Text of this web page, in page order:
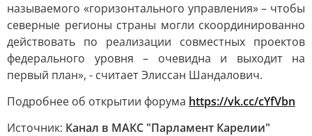
называемого «горизонтального управления» – чтобы
северные регионы страны могли скоординированно
действовать по реализации совместных проектов
федерального уровня – очевидна и выходит на
первый план», - считает Элиссан Шандалович.
Подробнее об открытии форума https://vk.cc/cYfVbn
Источник: Канал в МАКС "Парламент Карелии"